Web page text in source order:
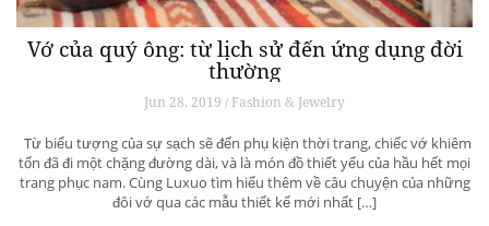
Vớ của quý ông: từ lịch sử đến ứng dụng đời
thường
Jun 28, 2019 / Fashion & Jewelry
Từ biểu tượng của sự sạch sẽ đến phụ kiện thời trang, chiếc vớ khiêm
tốn đã đi một chặng đường dài, và là món đồ thiết yếu của hầu hết mọi
trang phục nam. Cùng Luxuo tìm hiểu thêm về câu chuyện của những
đôi vớ qua các mẫu thiết kế mới nhất […]